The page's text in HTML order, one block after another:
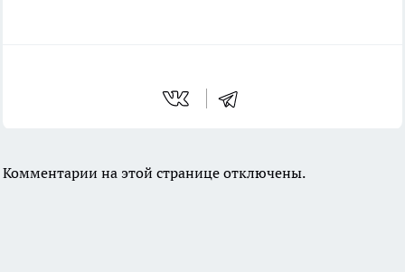
Комментарии на этой странице отключены.